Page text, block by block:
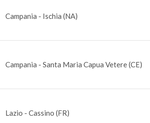
Campania - Ischia (NA)
Campania - Santa Maria Capua Vetere (CE)
Lazio - Cassino (FR)